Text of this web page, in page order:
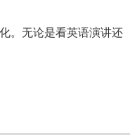
。无论是看英语演讲还